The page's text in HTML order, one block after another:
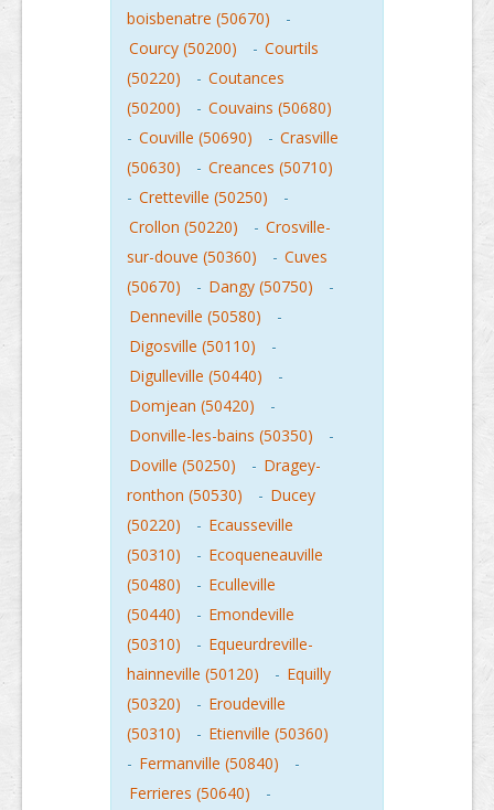
boisbenatre (50670)
-
Courcy (50200)
- Courtils
(50220)
- Coutances
(50200)
- Couvains (50680)
- Couville (50690) - Crasville
(50630)
- Creances (50710)
- Cretteville (50250)
-
Crollon (50220)
- Crosville-
sur-douve (50360)
- Cuves
(50670)
- Dangy (50750)
-
Denneville (50580)
-
Digosville (50110)
-
Digulleville (50440)
-
Domjean (50420)
-
Donville-les-bains (50350)
-
Doville (50250)
- Dragey-
ronthon (50530)
- Ducey
(50220)
- Ecausseville
(50310)
- Ecoqueneauville
(50480)
- Eculleville
(50440)
- Emondeville
(50310)
- Equeurdreville-
hainneville (50120)
- Equilly
(50320)
- Eroudeville
(50310)
- Etienville (50360)
- Fermanville (50840)
-
Ferrieres (50640)
-